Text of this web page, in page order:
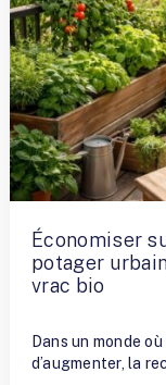
Économiser
potager
vrac bio
Dans un monde
d’augmenter, la